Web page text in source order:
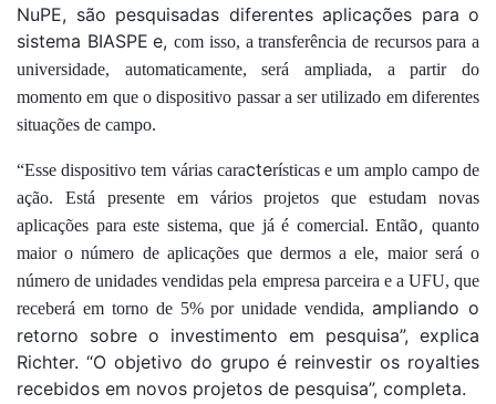
NuPE, são pesquisadas diferentes aplicações para o
sistema BIASPE e,com isso, a transferência de recursos para a
universidade, automaticamente, será ampliada, a partir do
momento em que o dispositivo passar a ser utilizado em diferentes
situações de campo.
“Esse dispositivo tem várias características e um amplo campo de
ação. Está presente em vários projetos que estudam novas
aplicações para este sistema, que já é comercial. Então,quanto
maior o número de aplicações quedermos a ele, maior será o
número de unidades vendidas pela empresa parceira e a UFU, que
receberá em torno de 5% por unidade vendida,ampliando o
retorno sobre o investimento em pesquisa”, explica
Richter. “O objetivo do grupo é reinvestir os royalties
recebidos em novos projetos de pesquisa”, completa.